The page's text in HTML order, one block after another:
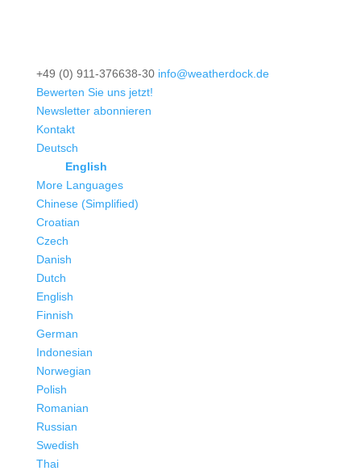
+49 (0) 911-376638-30 info@weatherdock.de
Bewerten Sie uns jetzt!
Newsletter abonnieren
Kontakt
Deutsch
English
More Languages
Chinese (Simplified)
Croatian
Czech
Danish
Dutch
English
Finnish
German
Indonesian
Norwegian
Polish
Romanian
Russian
Swedish
Thai